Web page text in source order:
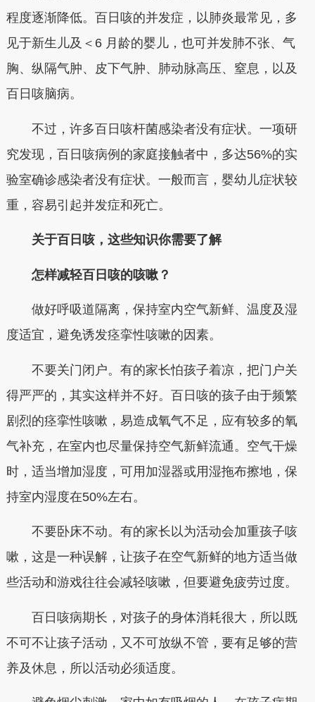
程度逐渐降低。百日咳的并发症，以肺炎最常见，多
见于新生儿及＜6 月龄的婴儿，也可并发肺不张、气
胸、纵隔气肿、皮下气肿、肺动脉高压、窒息，以及
百日咳脑病。
不过，许多百日咳杆菌感染者没有症状。一项研
究发现，百日咳病例的家庭接触者中，多达56%的实
验室确诊感染者没有症状。一般而言，婴幼儿症状较
重，容易引起并发症和死亡。
关于百日咳，这些知识你需要了解
怎样减轻百日咳的咳嗽？
做好呼吸道隔离，保持室内空气新鲜、温度及湿
度适宜，避免诱发痉挛性咳嗽的因素。
不要关门闭户。有的家长怕孩子着凉，把门户关
得严严的，其实这样并不好。百日咳的孩子由于频繁
剧烈的痉挛性咳嗽，易造成氧气不足，应有较多的氧
气补充，在室内也尽量保持空气新鲜流通。空气干燥
时，适当增加湿度，可用加湿器或用湿拖布擦地，保
持室内湿度在50%左右。
不要卧床不动。有的家长以为活动会加重孩子咳
嗽，这是一种误解，让孩子在空气新鲜的地方适当做
些活动和游戏往往会减轻咳嗽，但要避免疲劳过度。
百日咳病期长，对孩子的身体消耗很大，所以既
不可不让孩子活动，又不可放纵不管，要有足够的营
养及休息，所以活动必须适度。